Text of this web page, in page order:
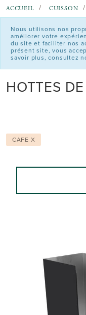
ACCUEIL CUISSON
Nous utilisons nos
améliorer votre
du site et faciliter nos
présent site, vous
savoir plus, consultez
HOTTES
CAFE X